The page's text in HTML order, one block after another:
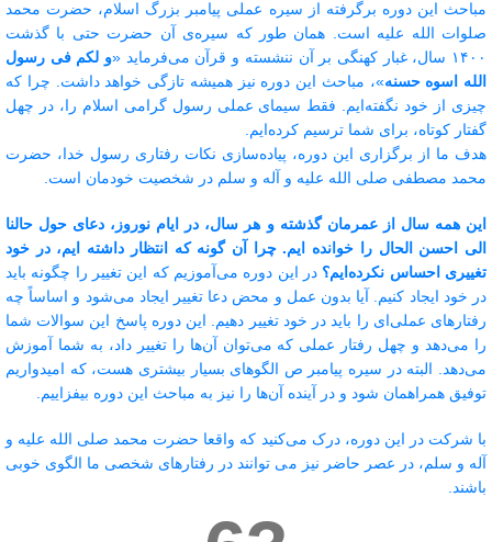
مباحث این دوره برگرفته از سیره عملی پیامبر بزرگ اسلام، حضرت محمد
صلوات الله علیه است. همان طور که سیره‌ی آن حضرت حتی با گذشت
۱۴۰۰ سال، غبار کهنگی بر آن ننشسته و قرآن می‌فرماید «
و لکم فی رسول
الله اسوه حسنه»، مباحث این دوره نیز همیشه تازگی خواهد داشت. چرا که
چیزی از خود نگفته‌ایم. فقط سیمای عملی رسول گرامی اسلام را، در چهل
گفتار کوتاه، برای شما ترسیم کرده‌ایم.
هدف ما از برگزاری این دوره، پیاده‌سازی نکات رفتاری رسول خدا، حضرت
محمد مصطفی صلی الله علیه و آله و سلم در شخصیت خودمان است.
این همه سال از عمرمان گذشته و هر سال، در ایام نوروز، دعای حول حالنا
الی احسن الحال را خوانده ایم. چرا آن گونه که انتظار داشته ایم، در خود
تغییری احساس نکرده‌ایم؟ در این دوره می‌آموزیم که این تغییر را چگونه باید
در خود ایجاد کنیم. آیا بدون عمل و محض دعا تغییر ایجاد می‌شود و اساساً چه
رفتارهای عملی‌ای را باید در خود تغییر دهیم. این دوره پاسخ این سوالات شما
را می‌دهد و چهل رفتار عملی که می‌توان آن‌ها را تغییر داد، به شما آموزش
می‌دهد. البته در سیره پیامبر ص الگوهای بسیار بیشتری هست، که امیدواریم
توفیق همراهمان شود و در آینده آن‌ها را نیز به مباحث این دوره بیفزاییم.
با شرکت در این دوره، درک می‌کنید که واقعا حضرت محمد صلی الله علیه و
آله و سلم، در عصر حاضر نیز می توانند در رفتارهای شخصی ما الگوی خوبی
باشند. ‌